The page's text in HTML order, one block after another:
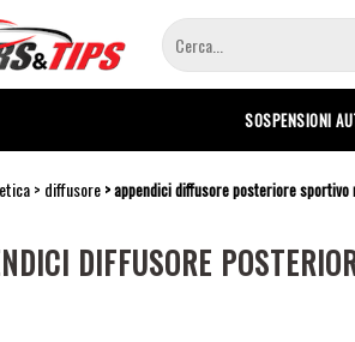
SOSPENSIONI
diffusore appendici diffusore posteriore sportivo
DIFFUSORE